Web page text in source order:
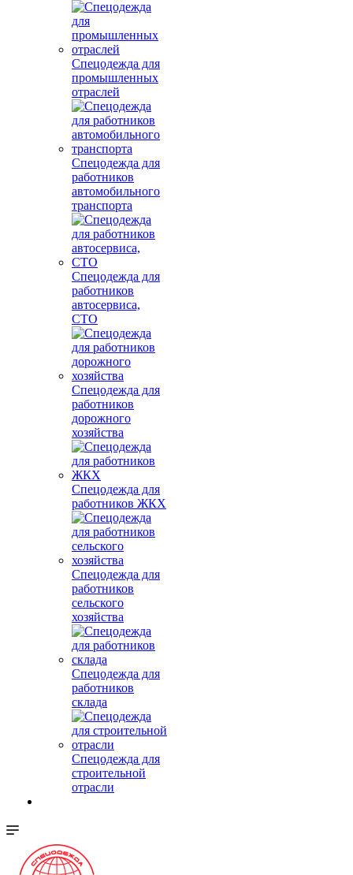
Спецодежда для
промышленных
отраслей
Спецодежда для
работников
автомобильного
транспорта
Спецодежда для
работников
автосервиса,
СТО
Спецодежда для
работников
дорожного
хозяйства
Спецодежда для
работников ЖКХ
Спецодежда для
работников
сельского
хозяйства
Спецодежда для
работников
склада
Спецодежда для
строительной
отрасли